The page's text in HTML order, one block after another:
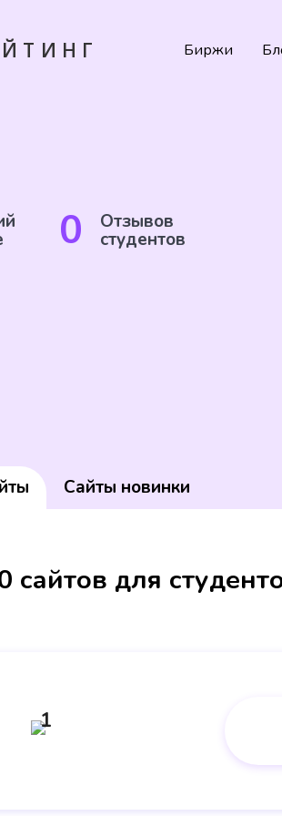
Биржи
0 Отзывов
студентов
Сайты новинки
сайтов для
1